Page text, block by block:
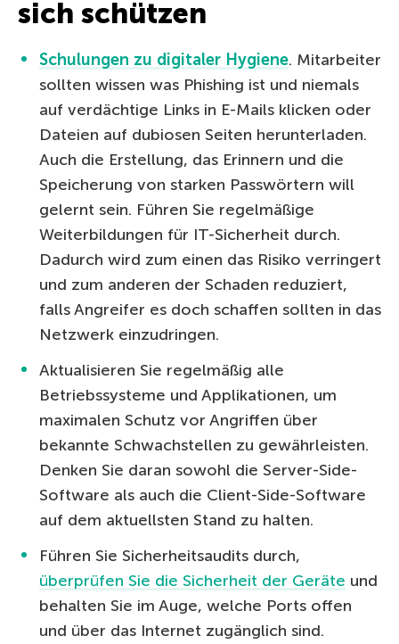
sich schützen
Schulungen zu digitaler Hygiene. Mitarbeiter
sollten wissen was Phishing ist und niemals
auf verdächtige Links in E-Mails klicken oder
Dateien auf dubiosen Seiten herunterladen.
Auch die Erstellung, das Erinnern und die
Speicherung von starken Passwörtern will
gelernt sein. Führen Sie regelmäßige
Weiterbildungen für IT-Sicherheit durch.
Dadurch wird zum einen das Risiko verringert
und zum anderen der Schaden reduziert,
falls Angreifer es doch schaffen sollten in das
Netzwerk einzudringen.
Aktualisieren Sie regelmäßig alle
Betriebssysteme und Applikationen, um
maximalen Schutz vor Angriffen über
bekannte Schwachstellen zu gewährleisten.
Denken Sie daran sowohl die Server-Side-
Software als auch die Client-Side-Software
auf dem aktuellsten Stand zu halten.
Führen Sie Sicherheitsaudits durch,
überprüfen Sie die Sicherheit der Geräte und
behalten Sie im Auge, welche Ports offen
und über das Internet zugänglich sind.